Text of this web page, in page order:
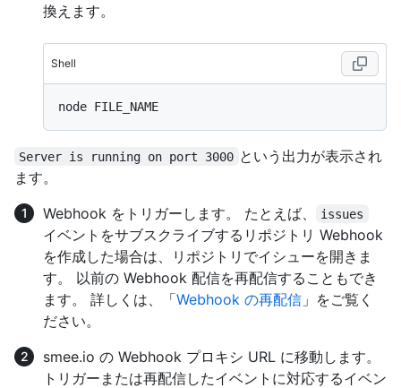
換えます。
Shell
Server is running on port 3000 という出力が表示され
ます。
Webhook をトリガーします。 たとえば、
issues
イベントをサブスクライブするリポジトリ Webhook
を作成した場合は、リポジトリでイシューを開きま
す。 以前の Webhook 配信を再配信することもでき
ます。 詳しくは、「Webhook の再配信 」をご覧く
ださい。
smee.io の Webhook プロキシ URL に移動します。
トリガーまたは再配信したイベントに対応するイベン